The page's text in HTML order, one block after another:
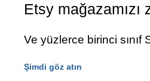
Etsy mağazamızı
Ve yüzlerce birinci sınıf
Şimdi göz atın